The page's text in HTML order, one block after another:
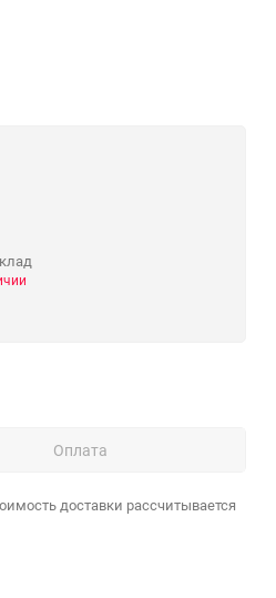
Оплата
доставки рассчитывается